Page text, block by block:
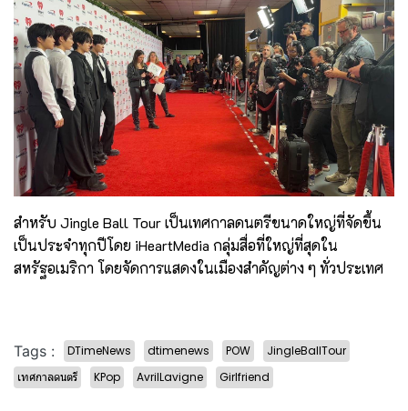
สำหรับ Jingle Ball Tour เป็นเทศกาลดนตรีขนาดใหญ่ที่จัดขึ้น
เป็นประจำทุกปีโดย iHeartMedia กลุ่มสื่อที่ใหญ่ที่สุดใน
สหรัฐอเมริกา โดยจัดการแสดงในเมืองสำคัญต่าง ๆ ทั่วประเทศ
Tags : DTimeNews dtimenews POW
JingleBallTour
เทศกาลดนตรี
KPop AvrilLavigne Girlfriend